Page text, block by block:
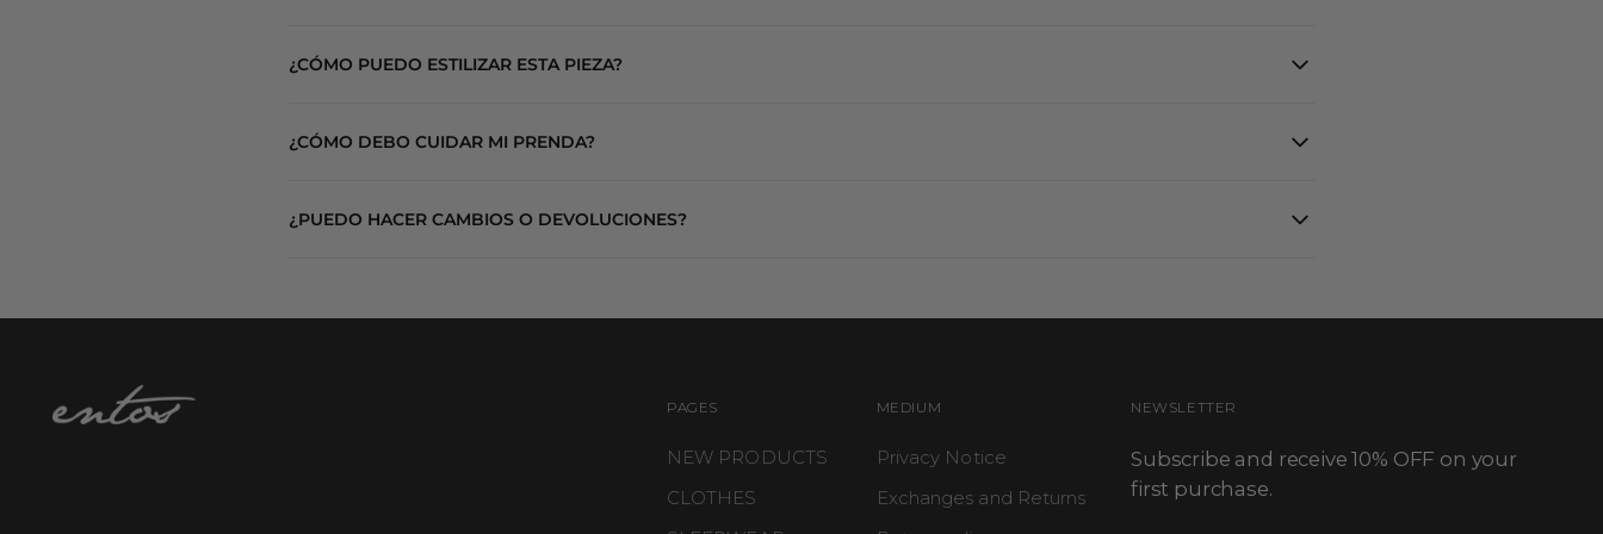
¿CÓMO PUEDO ESTILIZAR ESTA PIEZA?
¿CÓMO DEBO CUIDAR MI PRENDA?
¿PUEDO HACER CAMBIOS O DEVOLUCIONES?
Para más información, consulta nuestra Política de Cambios y Devoluciones.
PAGES
NEW PRODUCTS
CLOTHES
MEDIUM
Privacy Notice
Exchanges and Returns
NEWSLETTER
Subscribe and receive 10% OFF on your
first purchase.